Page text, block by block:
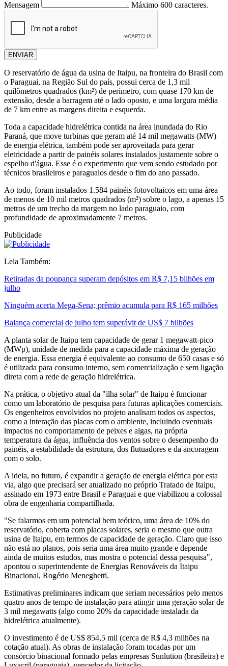
Mensagem Máximo 600 caracteres.
ENVIAR
O reservatório de água da usina de Itaipu, na fronteira do Brasil com
o Paraguai, na Região Sul do país, possui cerca de 1,3 mil
quilômetros quadrados (km²) de perímetro, com quase 170 km de
extensão, desde a barragem até o lado oposto, e uma largura média
de 7 km entre as margens direita e esquerda.
Toda a capacidade hidrelétrica contida na área inundada do Rio
Paraná, que move turbinas que geram até 14 mil megawatts (MW)
de energia elétrica, também pode ser aproveitada para gerar
eletricidade a partir de painéis solares instalados justamente sobre o
espelho d'água. Esse é o experimento que vem sendo estudado por
técnicos brasileiros e paraguaios desde o fim do ano passado.
Ao todo, foram instalados 1.584 painéis fotovoltaicos em uma área
de menos de 10 mil metros quadrados (m²) sobre o lago, a apenas 15
metros de um trecho da margem no lado paraguaio, com
profundidade de aproximadamente 7 metros.
Publicidade
Leia Também:
Retiradas da poupança superam depósitos em R$ 7,15 bilhões em
julho
Ninguém acerta Mega-Sena; prêmio acumula para R$ 165 milhões
Balança comercial de julho tem superávit de US$ 7 bilhões
A planta solar de Itaipu tem capacidade de gerar 1 megawatt-pico
(MWp), unidade de medida para a capacidade máxima de geração
de energia. Essa energia é equivalente ao consumo de 650 casas e só
é utilizada para consumo interno, sem comercialização e sem ligação
direta com a rede de geração hidrelétrica.
Na prática, o objetivo atual da "ilha solar" de Itaipu é funcionar
como um laboratório de pesquisa para futuras aplicações comerciais.
Os engenheiros envolvidos no projeto analisam todos os aspectos,
como a interação das placas com o ambiente, incluindo eventuais
impactos no comportamento de peixes e algas, na própria
temperatura da água, influência dos ventos sobre o desempenho do
painéis, a estabilidade da estrutura, dos flutuadores e da ancoragem
com o solo.
A ideia, no futuro, é expandir a geração de energia elétrica por esta
via, algo que precisará ser atualizado no próprio Tratado de Itaipu,
assinado em 1973 entre Brasil e Paraguai e que viabilizou a colossal
obra de engenharia compartilhada.
"Se falarmos em um potencial bem teórico, uma área de 10% do
reservatório, coberta com placas solares, seria o mesmo que outra
usina de Itaipu, em termos de capacidade de geração. Claro que isso
não está no planos, pois seria uma área muito grande e depende
ainda de muitos estudos, mas mostra o potencial dessa pesquisa",
apontou o superintendente de Energias Renováveis da Itaipu
Binacional, Rogério Meneghetti.
Estimativas preliminares indicam que seriam necessários pelo menos
quatro anos de tempo de instalação para atingir uma geração solar de
3 mil megawatts (algo como 20% da capacidade instalada da
hidrelétrica atualmente).
O investimento é de US$ 854,5 mil (cerca de R$ 4,3 milhões na
cotação atual). As obras de instalação foram tocadas por um
consórcio binacional formado pelas empresas Sunlution (brasileira) e